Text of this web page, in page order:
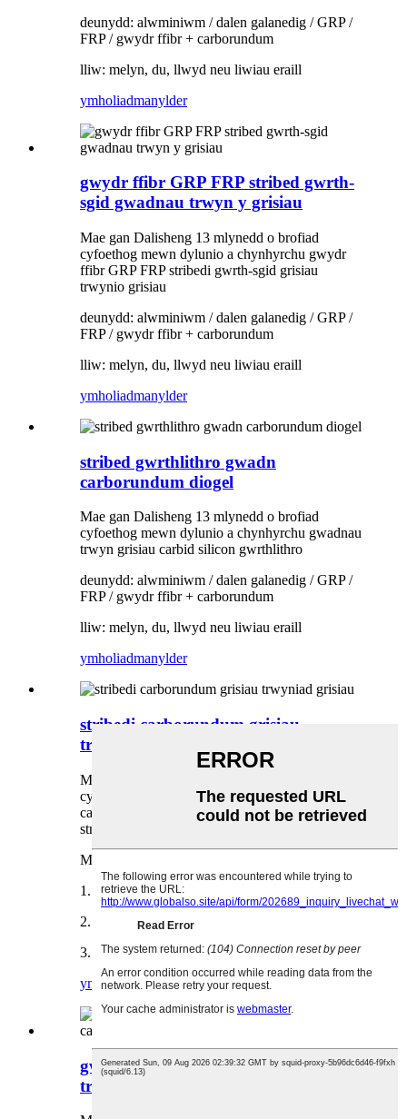
deunydd: alwminiwm / dalen galanedig / GRP /
FRP / gwydr ffibr + carborundum
lliw: melyn, du, llwyd neu liwiau eraill
ymholiadmanylder
gwydr ffibr GRP FRP stribed gwrth-
sgid gwadnau trwyn y grisiau
Mae gan Dalisheng 13 mlynedd o brofiad
cyfoethog mewn dylunio a chynhyrchu gwydr
ffibr GRP FRP stribedi gwrth-sgid grisiau
trwynio grisiau
deunydd: alwminiwm / dalen galanedig / GRP /
FRP / gwydr ffibr + carborundum
lliw: melyn, du, llwyd neu liwiau eraill
ymholiadmanylder
stribed gwrthlithro gwadn
carborundum diogel
Mae gan Dalisheng 13 mlynedd o brofiad
cyfoethog mewn dylunio a chynhyrchu gwadnau
trwyn grisiau carbid silicon gwrthlithro
deunydd: alwminiwm / dalen galanedig / GRP /
FRP / gwydr ffibr + carborundum
lliw: melyn, du, llwyd neu liwiau eraill
ymholiadmanylder
stribedi carborundum grisiau
trwyniad grisiau
Mae gan Dalisheng 13 mlynedd o brofiad
cyfoethog mewn dylunio a chynhyrchu Stribedi
carborundum grisiau trwyniad gwadnau plât
stribed gwrthlithro
Mae gennym fathau difrifol:
1. Grisiau Corundum stribed gwrthlithro trwyn
2. Stribed gwrthlithro ramp carborundum
3. GRP/FRP/ plât stribed gwrth-sgid gwydr ffibr
ymholiadmanylder
gwrthlithro silicon carbide grisiau
trwyn carborundum